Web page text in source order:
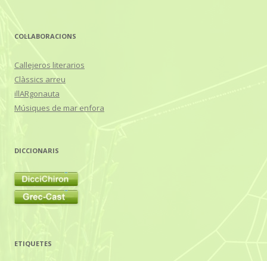
COL·LABORACIONS
Callejeros literarios
Clàssics arreu
illARgonauta
Músiques de mar enfora
DICCIONARIS
ETIQUETES